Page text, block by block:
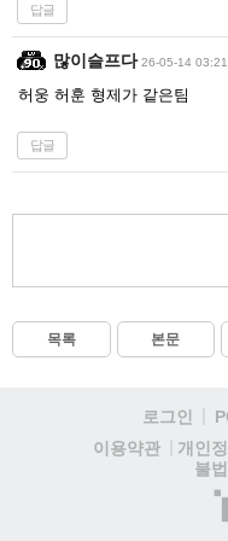
답글
많이슬프다 26-05-14 03:21
허웅 허훈 형제가 같은팀
답글
목록 본문
로그인
이용약관
개인
불